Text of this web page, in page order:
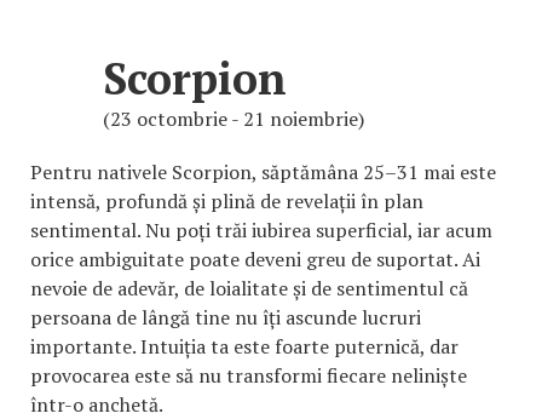
Scorpion
(23 octombrie - 21 noiembrie)
Pentru nativele Scorpion, săptămâna 25–31 mai este
intensă, profundă și plină de revelații în plan
sentimental. Nu poți trăi iubirea superficial, iar acum
orice ambiguitate poate deveni greu de suportat. Ai
nevoie de adevăr, de loialitate și de sentimentul că
persoana de lângă tine nu îți ascunde lucruri
importante. Intuiția ta este foarte puternică, dar
provocarea este să nu transformi fiecare neliniște
într-o anchetă.